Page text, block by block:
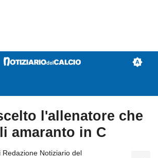
l'allenatore che
amaranto in C
Redazione Notiziario del